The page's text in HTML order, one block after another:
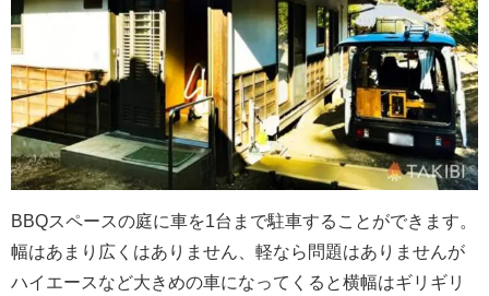
BBQスペースの庭に車を1台まで駐車することができます。
幅はあまり広くはありません、軽なら問題はありませんが
ハイエースなど大きめの車になってくると横幅はギリギリ